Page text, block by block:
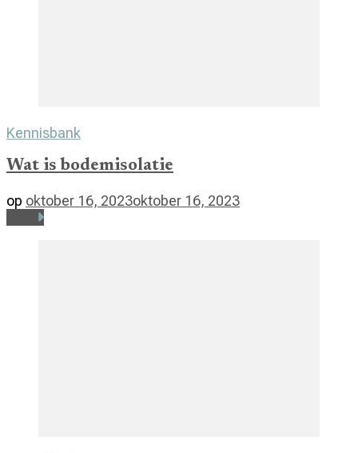
Kennisbank
Wat is bodemisolatie
op oktober 16, 2023oktober 16, 2023